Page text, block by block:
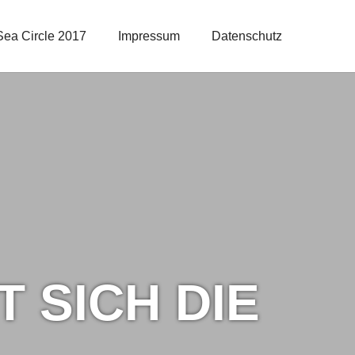
Circle 2017 Impressum Datenschutz
SICH DIE